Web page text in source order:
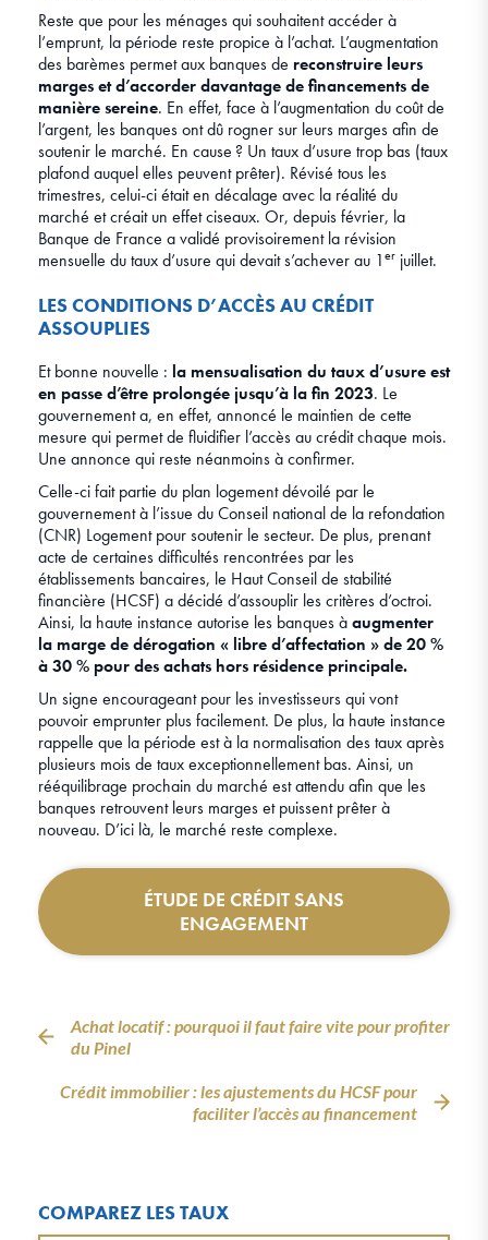
Reste que pour les ménages qui souhaitent accéder à
l’emprunt, la période reste propice à l’achat. L’augmentation
des barèmes permet aux banques de reconstruire leurs
marges et d’accorder davantage de financements de
manière sereine. En effet, face à l’augmentation du coût de
l’argent, les banques ont dû rogner sur leurs marges afin de
soutenir le marché. En cause ? Un taux d’usure trop bas (taux
plafond auquel elles peuvent prêter). Révisé tous les
trimestres, celui-ci était en décalage avec la réalité du
marché et créait un effet ciseaux. Or, depuis février, la
Banque de France a validé provisoirement la révision
mensuelle du taux d’usure qui devait s’achever au 1er juillet.
LES CONDITIONS D’ACCÈS AU CRÉDIT
ASSOUPLIES
Et bonne nouvelle : la mensualisation du taux d’usure est
en passe d’être prolongée jusqu’à la fin 2023. Le
gouvernement a, en effet, annoncé le maintien de cette
mesure qui permet de fluidifier l’accès au crédit chaque mois.
Une annonce qui reste néanmoins à confirmer.
Celle-ci fait partie du plan logement dévoilé par le
gouvernement à l’issue du Conseil national de la refondation
(CNR) Logement pour soutenir le secteur. De plus, prenant
acte de certaines difficultés rencontrées par les
établissements bancaires, le Haut Conseil de stabilité
financière (HCSF) a décidé d’assouplir les critères d’octroi.
Ainsi, la haute instance autorise les banques àaugmenter
la marge de dérogation « libre d’affectation » de 20 %
à 30 % pour des achats hors résidence principale.
Un signe encourageant pour les investisseurs qui vont
pouvoir emprunter plus facilement. De plus, la haute instance
rappelle que la période est à la normalisation des taux après
plusieurs mois de taux exceptionnellement bas. Ainsi, un
rééquilibrage prochain du marché est attendu afin que les
banques retrouvent leurs marges et puissent prêter à
nouveau. D’ici là, le marché reste complexe.
ÉTUDE DE CRÉDIT SANS
ENGAGEMENT
Achat locatif : pourquoi il faut faire vite pour profiter
du Pinel
Crédit immobilier : les ajustements du HCSF pour
faciliter l’accès au financement
COMPAREZ LES TAUX